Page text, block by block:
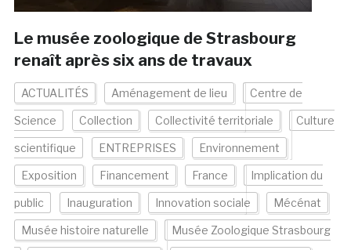
Le musée zoologique de Strasbourg
renaît après six ans de travaux
ACTUALITÉS Aménagement de lieu Centre de
Science Collection Collectivité territoriale Culture
scientifique ENTREPRISES Environnement
Exposition Financement France Implication du
public Inauguration Innovation sociale Mécénat
Musée histoire naturelle Musée Zoologique Strasbourg